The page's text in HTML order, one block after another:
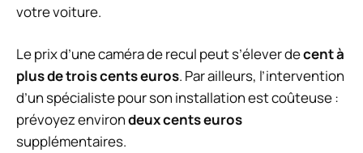
votre voiture.
Le prix d’une caméra de recul peut s’élever decent à
plus de trois cents euros. Par ailleurs, l’intervention
d’un spécialiste pour son installation est coûteuse :
prévoyez environdeux cents euros
supplémentaires.